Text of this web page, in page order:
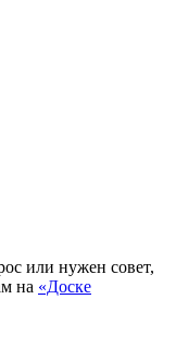
или нужен совет,
на «Доске